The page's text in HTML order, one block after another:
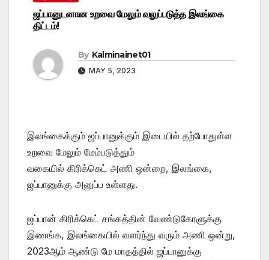
ஜப்பானுடனான உறவை மேலும் வலுப்படுத்த இலங்கை
திட்டம்!
By Kalminainet01
MAY 5, 2023
இலங்கைக்கும் ஜப்பானுக்கும் இடையில் தற்போதுள்ள
உறவை மேலும் மேம்படுத்தும்
வகையில் கிரிக்கெட் அணி ஒன்றை, இலங்கை,
ஜப்பானுக்கு அனுப்ப உள்ளது.
ஜப்பான் கிரிக்கெட் சங்கத்தின் வேண்டுகோளுக்கு
இணங்க, இலங்கையில் வளர்ந்து வரும் அணி ஒன்று,
2023ஆம் ஆண்டு மே மாதத்தில் ஜப்பானுக்கு